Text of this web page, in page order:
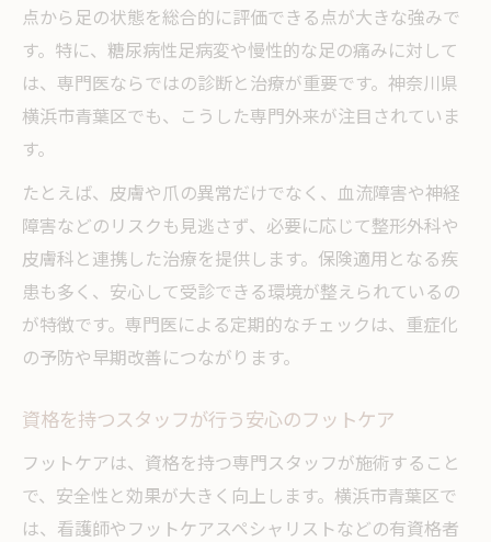
点から足の状態を総合的に評価できる点が大きな強みで
す。特に、糖尿病性足病変や慢性的な足の痛みに対して
は、専門医ならではの診断と治療が重要です。神奈川県
横浜市青葉区でも、こうした専門外来が注目されていま
す。
たとえば、皮膚や爪の異常だけでなく、血流障害や神経
障害などのリスクも見逃さず、必要に応じて整形外科や
皮膚科と連携した治療を提供します。保険適用となる疾
患も多く、安心して受診できる環境が整えられているの
が特徴です。専門医による定期的なチェックは、重症化
の予防や早期改善につながります。
資格を持つスタッフが行う安心のフットケア
フットケアは、資格を持つ専門スタッフが施術すること
で、安全性と効果が大きく向上します。横浜市青葉区で
は、看護師やフットケアスペシャリストなどの有資格者